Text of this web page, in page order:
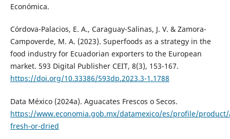
Económica.
Córdova-Palacios, E. A., Caraguay-Salinas, J. V. & Zamora-
Campoverde, M. A. (2023). Superfoods as a strategy in the
food industry for Ecuadorian exporters to the European
market. 593 Digital Publisher CEIT, 8(3), 153-167.
https://doi.org/10.33386/593dp.2023.3-1.1788
Data México (2024a). Aguacates Frescos o Secos.
https://www.economia.gob.mx/datamexico/es/profile/product/
fresh-or-dried